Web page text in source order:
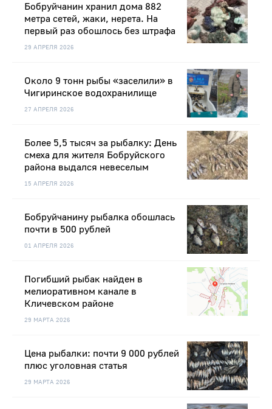
29 АПРЕЛЯ 2026
Бобруйчанин хранил дома 882
метра сетей, жаки, нерета. На
первый раз обошлось без штрафа
27 АПРЕЛЯ 2026
Около 9 тонн рыбы «заселили» в
Чигиринское водохранилище
15 АПРЕЛЯ 2026
Более 5,5 тысяч за рыбалку: День
смеха для жителя Бобруйского
района выдался невеселым
01 АПРЕЛЯ 2026
Бобруйчанину рыбалка обошлась
почти в 500 рублей
29 МАРТА 2026
Погибший рыбак найден в
мелиоративном канале в
Кличевском районе
29 МАРТА 2026
Цена рыбалки: почти 9 000 рублей
плюс уголовная статья